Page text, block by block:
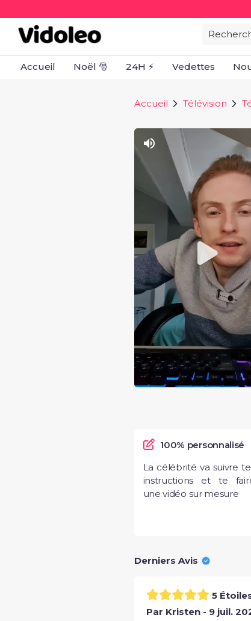
Accueil Noël 🎅 24H ⚡ Vedettes
Accueil Télévision
100% personnalisé
La célébrité va suivre
instructions et te
une vidéo sur mesure
Derniers Avis
5
Par Kristen - 9 juil.